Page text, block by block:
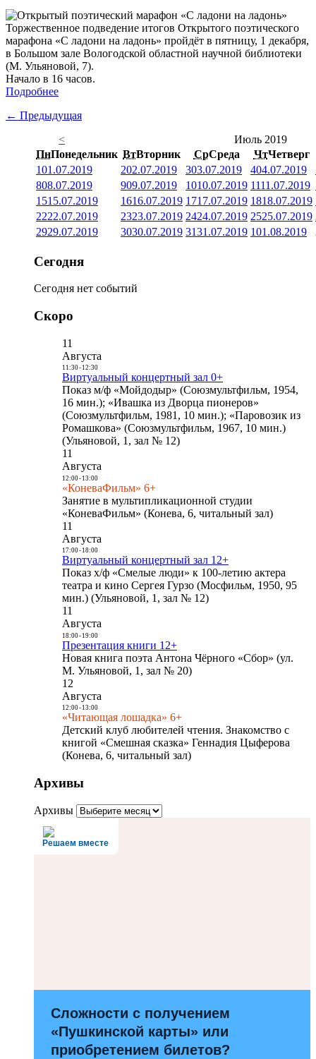
Торжественное подведение итогов Открытого поэтического
марафона «С ладони на ладонь» пройдёт в пятницу, 1 декабря,
в Большом зале Вологодской областной научной библиотеки
(М. Ульяновой, 7).
Начало в 16 часов.
Подробнее
← Предыдущая
<
Июль 2019
ПнПонедельник ВтВторник СрСреда ЧтЧетверг
101.07.2019 202.07.2019 303.07.2019 404.07.2019
808.07.2019 909.07.2019 1010.07.2019 1111.07.2019
1515.07.2019 1616.07.2019 1717.07.2019 1818.07.2019
2222.07.2019 2323.07.2019 2424.07.2019 2525.07.2019
2929.07.2019 3030.07.2019 3131.07.2019 101.08.2019
Сегодня
Сегодня нет событий
Скоро
11
Августа
11:30- 12:30
Виртуальный концертный зал 0+
Показ м/ф «Мойдодыр» (Союзмультфильм, 1954,
16 мин.); «Ивашка из Дворца пионеров»
(Союзмультфильм, 1981, 10 мин.); «Паровозик из
Ромашкова» (Союзмультфильм, 1967, 10 мин.)
(Ульяновой, 1, зал № 12)
11
Августа
12:00- 13:00
«КоневаФильм» 6+
Занятие в мультипликационной студии
«КоневаФильм» (Конева, 6, читальный зал)
11
Августа
17:00- 18:00
Виртуальный концертный зал 12+
Показ х/ф «Смелые люди» к 100-летию актера
театра и кино Сергея Гурзо (Мосфильм, 1950, 95
мин.) (Ульяновой, 1, зал № 12)
11
Августа
18:00- 19:00
Презентация книги 12+
Новая книга поэта Антона Чёрного «Сбор» (ул.
М. Ульяновой, 1, зал № 20)
12
Августа
12:00- 13:00
«Читающая лошадка» 6+
Детский клуб любителей чтения. Знакомство с
книгой «Смешная сказка» Геннадия Цыферова
(Конева, 6, читальный зал)
Архивы
Архивы
Решаем вместе
Сложности с получением
«Пушкинской карты» или
приобретением билетов?